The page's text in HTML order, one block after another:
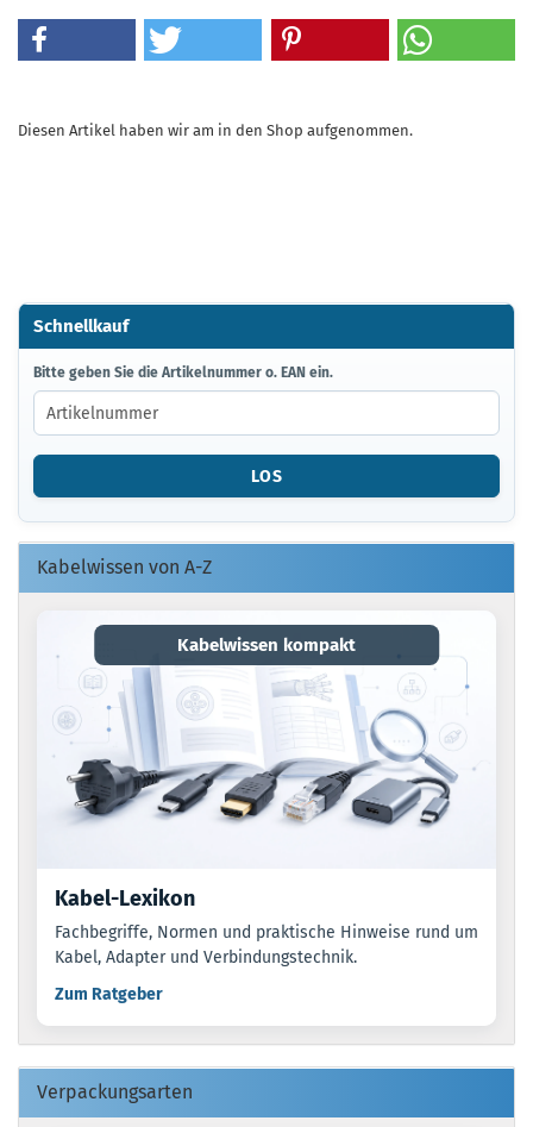
Diesen Artikel haben wir am in den Shop aufgenommen.
Schnellkauf
BITTE
GEBEN
SIE
DIE
ARTIKELNUMMER
EAN
EIN.
Bitte geben Sie die Artikelnummer o. EAN ein.
LOS
Kabelwissen von A-Z
Kabelwissen kompakt
Kabel-Lexikon
Fachbegriffe, Normen und praktische Hinweise rund um
Kabel, Adapter und Verbindungstechnik.
Zum Ratgeber
Verpackungsarten